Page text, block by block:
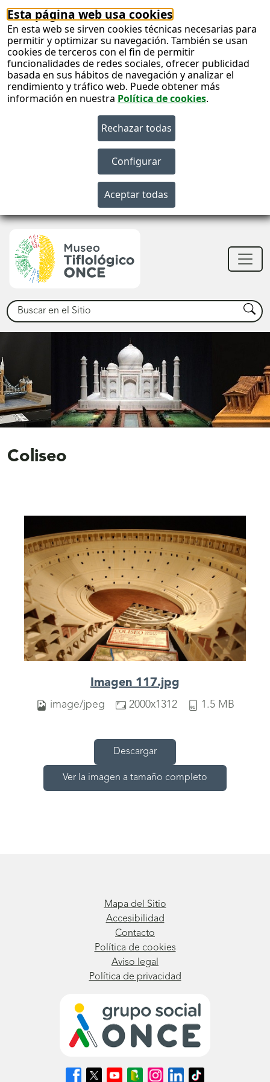
Esta página web usa cookies
En esta web se sirven cookies técnicas necesarias para
permitir y optimizar su navegación. También se usan
cookies de terceros con el fin de permitir
funcionalidades de redes sociales, ofrecer publicidad
basada en sus hábitos de navegación y analizar el
rendimiento y tráfico web. Puede obtener más
información en nuestra Política de cookies.
Buscar Buscar
Coliseo
Imagen 117.jpg
image/jpeg 2000x1312 1.5 MB
Descargar
Ver la imagen a tamaño completo
Mapa del Sitio
Accesibilidad
Contacto
Política de cookies
Aviso legal
Política de privacidad
SíguenosSíguenosSíguenosSíguenosSíguenosSíguenosSíguenos